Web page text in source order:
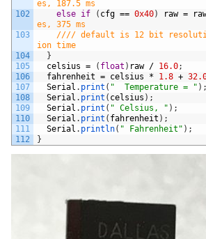
102
103
104
105
106
107
108
109
110
111
112
es, 187.5 ms
else if ( cfg == 0x40) raw =
es, 375 ms
//// default is 12 bit
ion time
}
celsius = ( float ) raw / 16.0;
fahrenheit = celsius * 1.8 +
Serial . print ( "  Temperature = " ) ;
Serial . print ( celsius ) ;
Serial . print ( " Celsius, " ) ;
Serial . print ( fahrenheit ) ;
Serial . println( " Fahrenheit" ) ;
}